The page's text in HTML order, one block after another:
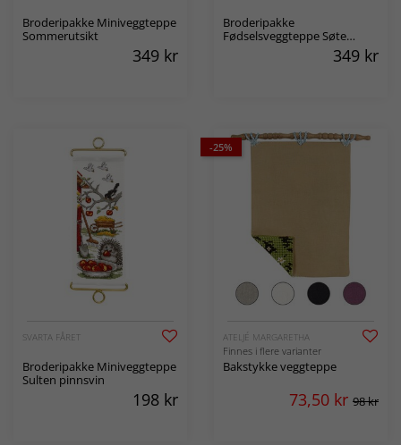
Broderipakke Miniveggteppe
Sommerutsikt
349 kr
Broderipakke
Fødselsveggteppe Søte
349 kr
SVARTA FÅRET
Broderipakke Miniveggteppe
Sulten pinnsvin
198 kr
-25%
ATELJÉ MARGARETHA
Finnes i flere varianter
Bakstykke veggteppe
73,50 kr 98 kr